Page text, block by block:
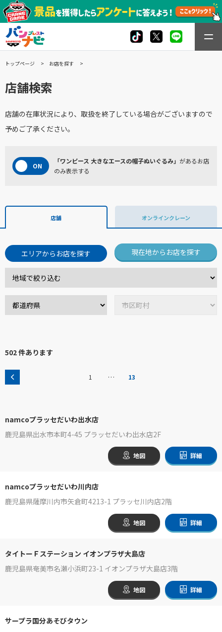
トップページ お店を探す
店舗検索
店舗の在庫状況により、取扱を終了している場合がございますので
予めご了承ください。
「ワンピース 大きなエースの帽子ぬいぐるみ」 があるお店
のみ表示する
店舗 オンラインクレーン
エリアからお店を探す 現在地からお店を探す
502 件あります
1 … 13
namcoプラッセだいわ出水店
鹿児島県出水市本町4-45 プラッセだいわ出水店2F
地図 詳細
namcoプラッセだいわ川内店
鹿児島県薩摩川内市矢倉町4213-1 プラッセ川内店2階
地図 詳細
タイトーＦステーション イオンプラザ大島店
鹿児島県奄美市名瀬小浜町23-1 イオンプラザ大島店3階
地図 詳細
サープラ国分あそびタウン